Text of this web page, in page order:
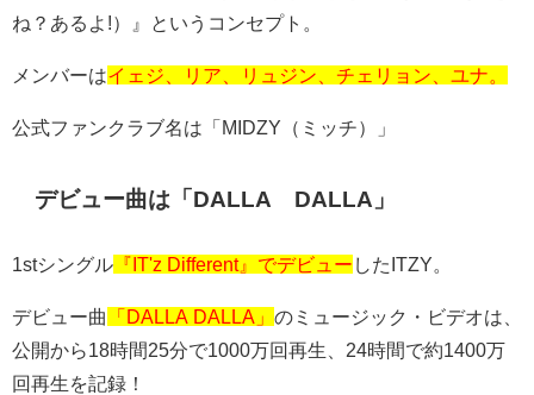
ね？あるよ !）』というコンセプト。
メンバーはイェジ、リア、リュジン、チェリョン、ユナ。
公式ファンクラブ名は「MIDZY （ミッチ）」
デビュー曲は「 DALLA DALLA 」
1stシングル 『IT'z Different』でデビュー したITZY。
デビュー曲 「DALLA DALLA」 のミュージック・ビデオは、
公開から18時間25分で1000万回再生、24時間で約1400万
回再生を記録！